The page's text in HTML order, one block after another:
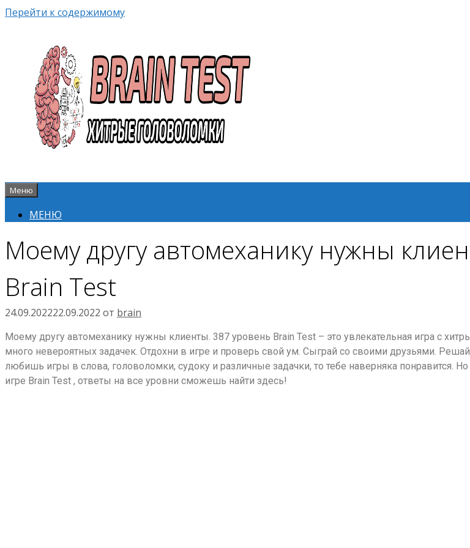
Перейти к содержимому
Меню
МЕНЮ
Моему другу автомеханику нужны
Brain Test
24.09.202222.09.2022 от brain
Моему другу автомеханику нужны клиенты. 387 уровень Brain Test – это увлекательная игра с
много невероятных задачек. Отдохни в игре и проверь свой ум. Сыграй со своими друзьями.
любишь игры в слова, головоломки, судоку и различные задачки, то тебе наверняка понравится.
игре Brain Test , ответы на все уровни сможешь найти здесь!